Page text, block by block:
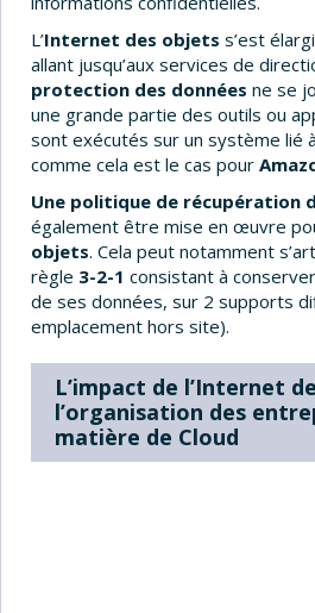
L’Internet des objets s’est
allant jusqu’aux services de
protection des données ne se
une grande partie des outils ou
sont exécutés sur un système lié
comme cela est le cas pour
Une politique de récupération
également être mise en œuvre
objets. Cela peut notamment
règle 3-2-1 consistant à
de ses données, sur 2 supports
emplacement hors site).
L’impact de l’Internet
l’organisation des
matière de Cloud